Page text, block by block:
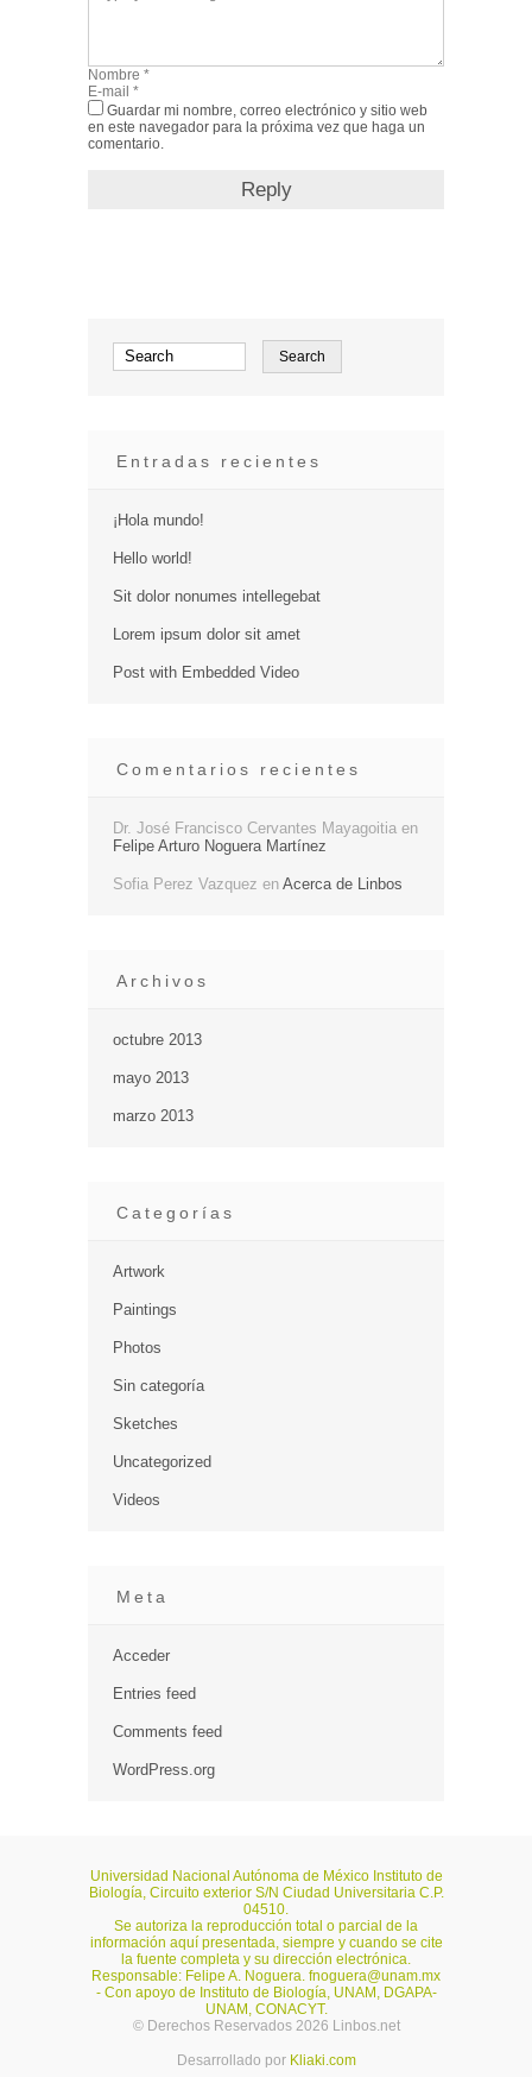
Guardar mi nombre, correo electrónico y sitio web
en este navegador para la próxima vez que haga un
comentario.
Entradas recientes
¡Hola mundo!
Hello world!
Sit dolor nonumes intellegebat
Lorem ipsum dolor sit amet
Post with Embedded Video
Comentarios recientes
Dr. José Francisco Cervantes Mayagoitia en
Felipe Arturo Noguera Martínez
Sofia Perez Vazquez en Acerca de Linbos
Archivos
octubre 2013
mayo 2013
marzo 2013
Categorías
Artwork
Paintings
Photos
Sin categoría
Sketches
Uncategorized
Videos
Meta
Acceder
Entries feed
Comments feed
WordPress.org
Universidad Nacional Autónoma de México Instituto de
Biología, Circuito exterior S/N Ciudad Universitaria C.P.
04510.
Se autoriza la reproducción total o parcial de la
información aquí presentada, siempre y cuando se cite
la fuente completa y su dirección electrónica.
Responsable: Felipe A. Noguera. fnoguera@unam.mx
- Con apoyo de Instituto de Biología, UNAM, DGAPA-
UNAM, CONACYT.
© Derechos Reservados 2026 Linbos.net
Desarrollado por Kliaki.com